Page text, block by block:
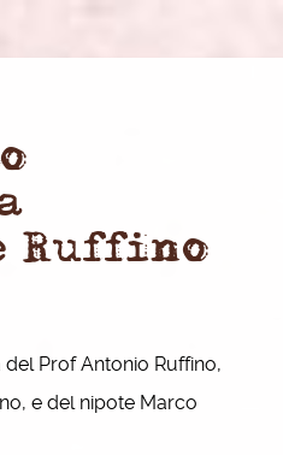
Ruffino
Prof Antonio Ruffino,
e del nipote Marco